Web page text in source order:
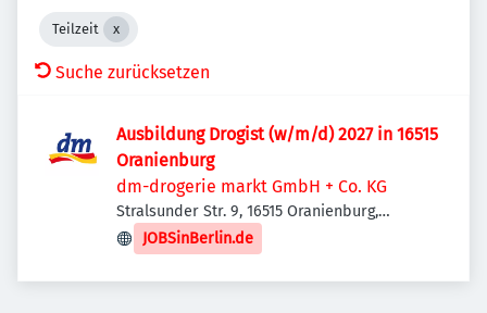
Teilzeit
Suche zurücksetzen
Ausbildung Drogist (w/m/d) 2027 in 16515
Oranienburg
dm-drogerie markt GmbH + Co. KG
Stralsunder Str. 9, 16515 Oranienburg,
Deutschland
JOBSinBerlin.de